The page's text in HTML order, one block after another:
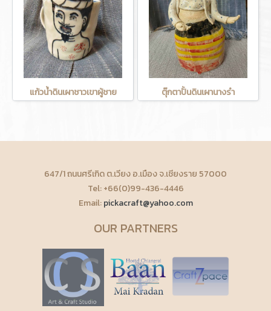
แก้วน้ำดินเผาชาวเขาผู้ชาย ตุ๊กตาปั้นดินเผานางรำ
647/1 ถนนศรีเกิด ต.เวียง อ.เมือง จ.เชียงราย 57000
Tel: +66(0)99-436-4446
Email:pickacraft@yahoo.com
OUR PARTNERS